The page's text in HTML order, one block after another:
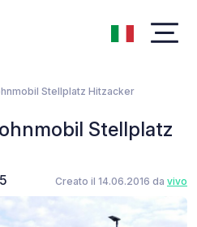
Stellplatz Hitzacker
Stellplatz
Creato il 14.06.2016 da vivo